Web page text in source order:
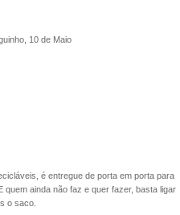
10 de Maio
é entregue de porta em porta para
ainda não faz e quer fazer, basta ligar
o saco.